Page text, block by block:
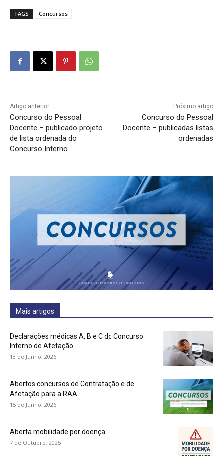
TAGS Concursos
Artigo anterior
Concurso do Pessoal
Docente – publicado projeto
de lista ordenada do
Concurso Interno
Próximo artigo
Concurso do Pessoal
Docente – publicadas listas
ordenadas
Mais artigos
Declarações médicas A, B e C do Concurso
Interno de Afetação
13 de Junho, 2026
Abertos concursos de Contratação e de
Afetação para a RAA
15 de Junho, 2026
Aberta mobilidade por doença
7 de Outubro, 2025